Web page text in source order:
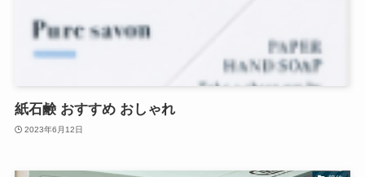
紙石鹸 おすすめ おしゃれ
2023年6月12日